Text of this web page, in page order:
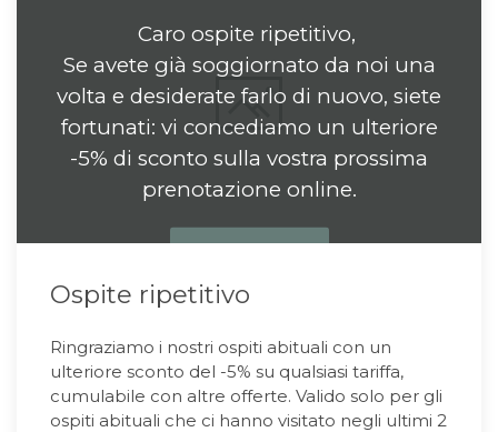
Caro ospite ripetitivo,
Se avete già soggiornato da noi una
volta e desiderate farlo di nuovo, siete
fortunati: vi concediamo un ulteriore
-5% di sconto sulla vostra prossima
prenotazione online.
Ospite ripetitivo
Ringraziamo i nostri ospiti abituali con un
ulteriore sconto del -5% su qualsiasi tariffa,
cumulabile con altre offerte. Valido solo per gli
ospiti abituali che ci hanno visitato negli ultimi 2